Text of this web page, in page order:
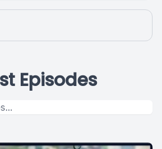
Episodes